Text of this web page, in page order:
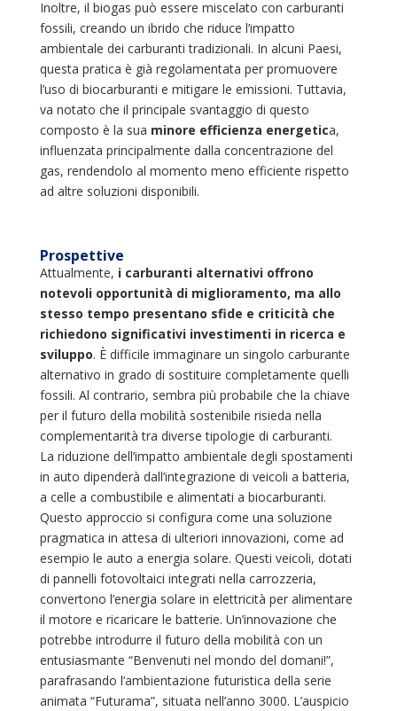
Inoltre, il biogas può essere miscelato con carburanti
fossili, creando un ibrido che riduce l’impatto
ambientale dei carburanti tradizionali. In alcuni Paesi,
questa pratica è già regolamentata per promuovere
l’uso di biocarburanti e mitigare le emissioni. Tuttavia,
va notato che il principale svantaggio di questo
composto è la sua minore efficienza energetica,
influenzata principalmente dalla concentrazione del
gas, rendendolo al momento meno efficiente rispetto
ad altre soluzioni disponibili.
Prospettive
Attualmente, i carburanti alternativi offrono
notevoli opportunità di miglioramento, ma allo
stesso tempo presentano sfide e criticità che
richiedono significativi investimenti in ricerca e
sviluppo. È difficile immaginare un singolo carburante
alternativo in grado di sostituire completamente quelli
fossili. Al contrario, sembra più probabile che la chiave
per il futuro della mobilità sostenibile risieda nella
complementarità tra diverse tipologie di carburanti.
La riduzione dell’impatto ambientale degli spostamenti
in auto dipenderà dall’integrazione di veicoli a batteria,
a celle a combustibile e alimentati a biocarburanti.
Questo approccio si configura come una soluzione
pragmatica in attesa di ulteriori innovazioni, come ad
esempio le auto a energia solare. Questi veicoli, dotati
di pannelli fotovoltaici integrati nella carrozzeria,
convertono l’energia solare in elettricità per alimentare
il motore e ricaricare le batterie. Un’innovazione che
potrebbe introdurre il futuro della mobilità con un
entusiasmante “Benvenuti nel mondo del domani!”,
parafrasando l’ambientazione futuristica della serie
animata “Futurama”, situata nell’anno 3000. L’auspicio